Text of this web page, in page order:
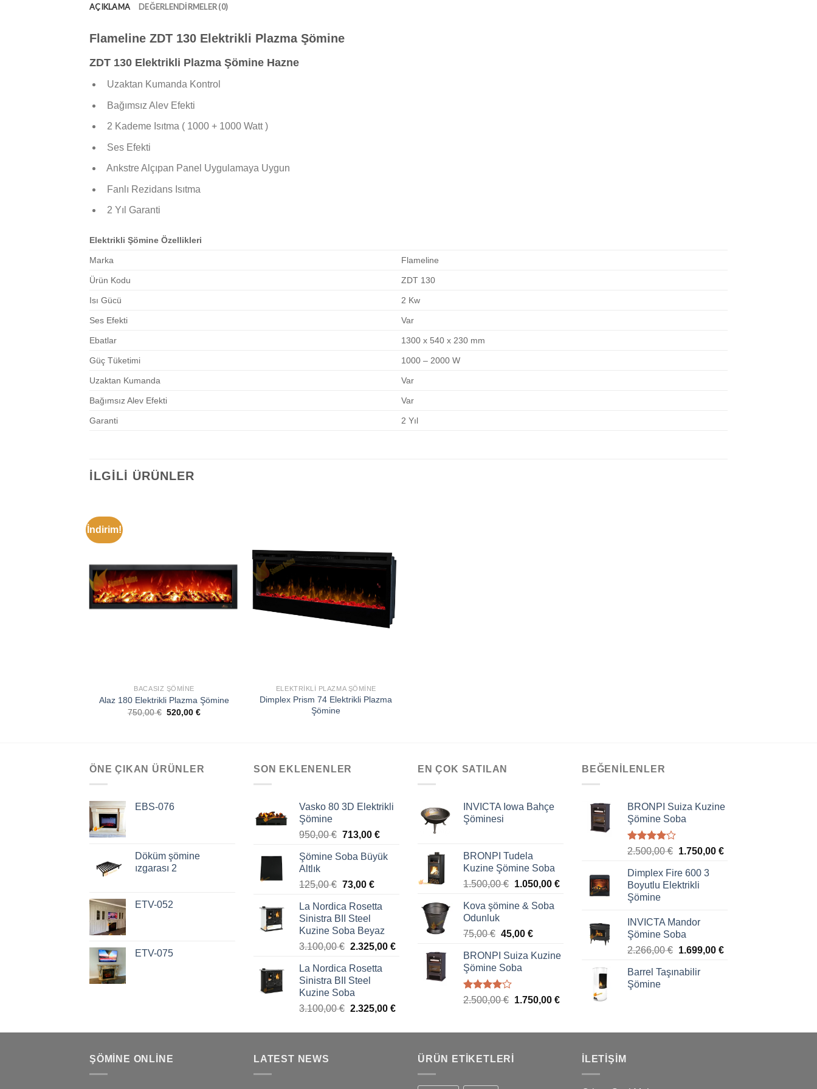
AÇIKLAMA DEĞERLENDIRMELER (0)
Flameline ZDT 130 Elektrikli Plazma Şömine
ZDT 130 Elektrikli Plazma Şömine Hazne
Uzaktan Kumanda Kontrol
Bağımsız Alev Efekti
2 Kademe Isıtma ( 1000 + 1000 Watt )
Ses Efekti
Ankstre Alçıpan Panel Uygulamaya Uygun
Fanlı Rezidans Isıtma
2 Yıl Garanti
Elektrikli Şömine Özellikleri
Marka Flameline
Ürün Kodu ZDT 130
Isı Gücü 2 Kw
Ses Efekti Var
Ebatlar 1300 x 540 x 230 mm
Güç Tüketimi 1000 – 2000 W
Uzaktan Kumanda Var
Bağımsız Alev Efekti Var
Garanti 2 Yıl
İLGILI ÜRÜNLER
İndirim!
BACASIZ ŞÖMINE
Alaz 180 Elektrikli Plazma Şömine
750,00€ 520,00€
EKLE
ELEKTRIKLI PLAZMA ŞÖMINE
Dimplex Prism 74 Elektrikli Plazma
Şömine
ÖNE ÇIKAN ÜRÜNLER
EBS-076
Döküm şömine
ızgarası 2
ETV-052
ETV-075
SON EKLENENLER
Vasko 80 3D Elektrikli
Şömine
950,00€ 713,00 €
Şömine Soba Büyük
Altlık
125,00€ 73,00 €
La Nordica Rosetta
Sinistra BII Steel
Kuzine Soba Beyaz
3.100,00€ 2.325,00 €
La Nordica Rosetta
Sinistra BII Steel
Kuzine Soba
3.100,00€ 2.325,00 €
EN ÇOK SATILAN
INVICTA Iowa Bahçe
Şöminesi
BRONPI Tudela
Kuzine Şömine Soba
1.500,00€ 1.050,00 €
Kova şömine & Soba
Odunluk
75,00€ 45,00 €
BRONPI Suiza Kuzine
Şömine Soba
5
2.500,00€ 1.750,00 €
BEĞENILENLER
BRONPI Suiza Kuzine
Şömine Soba
5
4.00oy
aldı
2.500,00€ 1.750,00 €
Dimplex Fire 600 3
Boyutlu Elektrikli
Şömine
INVICTA Mandor
Şömine Soba
2.266,00€ 1.699,00 €
Barrel Taşınabilir
Şömine
ŞÖMINE ONLINE LATEST NEWS ÜRÜN ETIKETLERI İLETIŞIM